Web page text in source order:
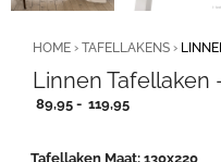
HOME › TAFELLAKENS ›
Linnen Tafellaken
89,95 - 119,95Prijsklasse:
Tafellaken Maat 130x220